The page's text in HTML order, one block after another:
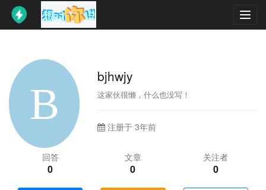
bjhwjy
这家伙很懒，什么也没写！
注册于 3年前
回答
0
文章
0
关注者
0